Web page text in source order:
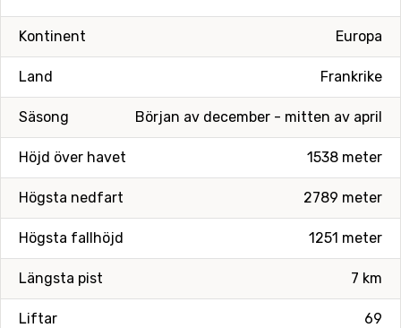
Europa
Kontinent
Frankrike
Land
Början av december - mitten av april
Säsong
1538 meter
Höjd över havet
2789 meter
Högsta nedfart
1251 meter
Högsta fallhöjd
7 km
Längsta pist
69
Liftar